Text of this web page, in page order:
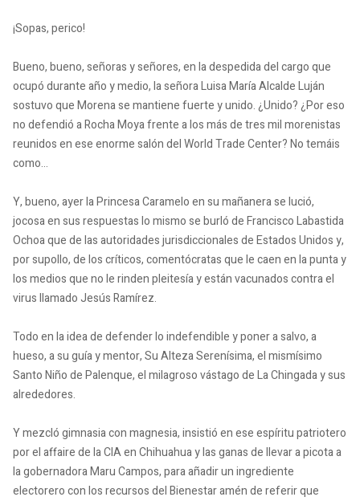
¡Sopas, perico!
Bueno, bueno, señoras y señores, en la despedida del cargo que
ocupó durante año y medio, la señora Luisa María Alcalde Luján
sostuvo que Morena se mantiene fuerte y unido. ¿Unido? ¿Por eso
no defendió a Rocha Moya frente a los más de tres mil morenistas
reunidos en ese enorme salón del World Trade Center? No temáis
como…
Y, bueno, ayer la Princesa Caramelo en su mañanera se lució,
jocosa en sus respuestas lo mismo se burló de Francisco Labastida
Ochoa que de las autoridades jurisdiccionales de Estados Unidos y,
por supollo, de los críticos, comentócratas que le caen en la punta y
los medios que no le rinden pleitesía y están vacunados contra el
virus llamado Jesús Ramírez.
Todo en la idea de defender lo indefendible y poner a salvo, a
hueso, a su guía y mentor, Su Alteza Serenísima, el mismísimo
Santo Niño de Palenque, el milagroso vástago de La Chingada y sus
alrededores.
Y mezcló gimnasia con magnesia, insistió en ese espíritu patriotero
por el affaire de la CIA en Chihuahua y las ganas de llevar a picota a
la gobernadora Maru Campos, para añadir un ingrediente
electorero con los recursos del Bienestar amén de referir que